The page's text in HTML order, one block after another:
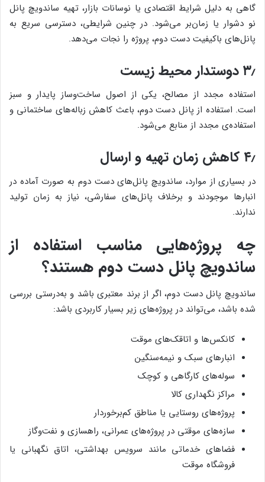
گاهی به دلیل شرایط اقتصادی یا نوسانات بازار، تهیه ساندویچ پانل
نو دشوار یا زمان‌بر می‌شود. در چنین شرایطی، دسترسی سریع به
پانل‌های باکیفیت دست دوم، پروژه را نجات می‌دهد.
۳٫ دوستدار محیط زیست
استفاده مجدد از مصالح، یکی از اصول ساخت‌وساز پایدار و سبز
است. استفاده از پانل دست دوم، باعث کاهش زباله‌های ساختمانی و
استفاده‌ی مجدد از منابع می‌شود.
۴٫ کاهش زمان تهیه و ارسال
در بسیاری از موارد، ساندویچ پانل‌های دست دوم به صورت آماده در
انبارها موجودند و برخلاف پانل‌های سفارشی، نیاز به زمان تولید
ندارند.
چه پروژه‌هایی مناسب استفاده از
ساندویچ پانل دست دوم هستند؟
ساندویچ پانل دست دوم، اگر از برند معتبری باشد و به‌درستی بررسی
شده باشد، می‌تواند در پروژه‌های زیر بسیار کاربردی باشد:
کانکس‌ها و اتاقک‌های موقت
انبارهای سبک و نیمه‌سنگین
سوله‌های کارگاهی و کوچک
مراکز نگهداری کالا
پروژه‌های روستایی یا مناطق کم‌برخوردار
سازه‌های موقتی در پروژه‌های عمرانی، راهسازی و نفت‌و‌گاز
فضاهای خدماتی مانند سرویس بهداشتی، اتاق نگهبانی یا
فروشگاه موقت